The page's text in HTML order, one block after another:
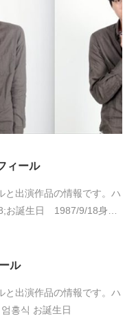
ィール
と出演作品の情報です。ハ
お誕生日 1987/9/18身…
ル
出演作品の情報です。ハ
홍식 お誕生日